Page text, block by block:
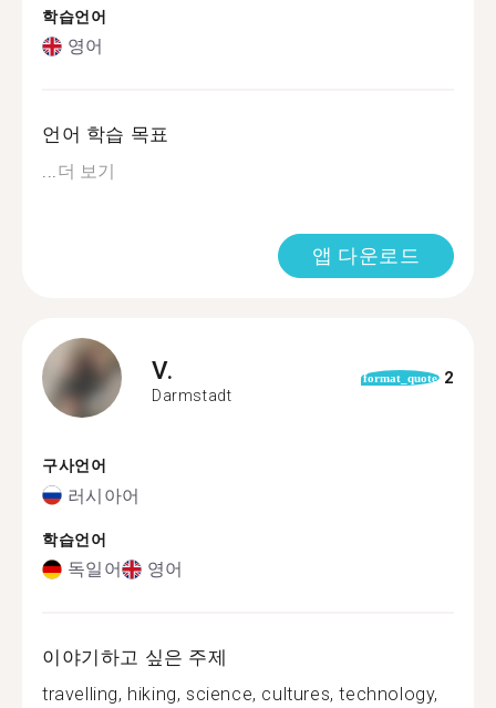
학습언어
영어
언어 학습 목표
...더 보기
앱 다운로드
V.
Darmstadt
format_quote 2
구사언어
러시아어
학습언어
독일어 영어
이야기하고 싶은 주제
travelling, hiking, science, cultures, technology,